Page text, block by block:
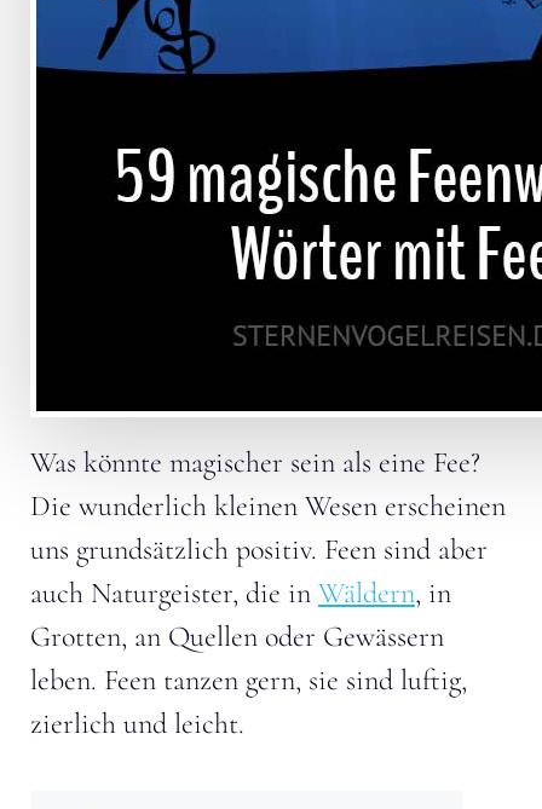
Was könnte magischer sein als eine Fee?
Die wunderlich kleinen Wesen erscheinen
uns grundsätzlich positiv. Feen sind aber
auch Naturgeister, die in Wäldern, in
Grotten, an Quellen oder Gewässern
leben. Feen tanzen gern, sie sind luftig,
zierlich und leicht.